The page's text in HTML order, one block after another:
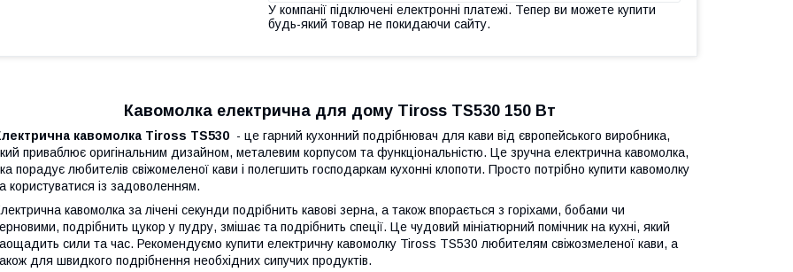
У компанії підключені електронні платежі. Тепер ви можете купити
будь-який товар не покидаючи сайту.
Кавомолка електрична для дому Tiross TS530 150 Вт
кавомолка Tiross TS530 - це гарний кухонний подрібнювач для кави від європейського виробника,
приваблює оригінальним дизайном, металевим корпусом та функціональністю. Це зручна електрична кавомолка,
порадує любителів свіжомеленої кави і полегшить господаркам кухонні клопоти. Просто потрібно купити кавомолку
користуватися із задоволенням.
кавомолка за лічені секунди подрібнить кавові зерна, а також впорається з горіхами, бобами чи
подрібнить цукор у пудру, змішає та подрібнить спеції. Це чудовий мініатюрний помічник на кухні, який
сили та час. Рекомендуємо купити електричну кавомолку Tiross TS530 любителям свіжозмеленої кави, а
для швидкого подрібнення необхідних сипучих продуктів.